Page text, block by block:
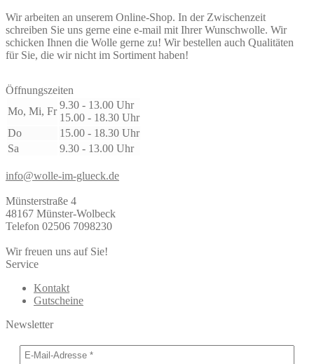
Wir arbeiten an unserem Online-Shop. In der Zwischenzeit
schreiben Sie uns gerne eine e-mail mit Ihrer Wunschwolle. Wir
schicken Ihnen die Wolle gerne zu! Wir bestellen auch Qualitäten
für Sie, die wir nicht im Sortiment haben!
Öffnungszeiten
Mo, Mi, Fr
9.30 - 13.00 Uhr
15.00 - 18.30 Uhr
Do
15.00 - 18.30 Uhr
Sa
9.30 - 13.00 Uhr
info@wolle-im-glueck.de
Münsterstraße 4
48167 Münster-Wolbeck
Telefon 02506 7098230
Wir freuen uns auf Sie!
Service
Kontakt
Gutscheine
Newsletter